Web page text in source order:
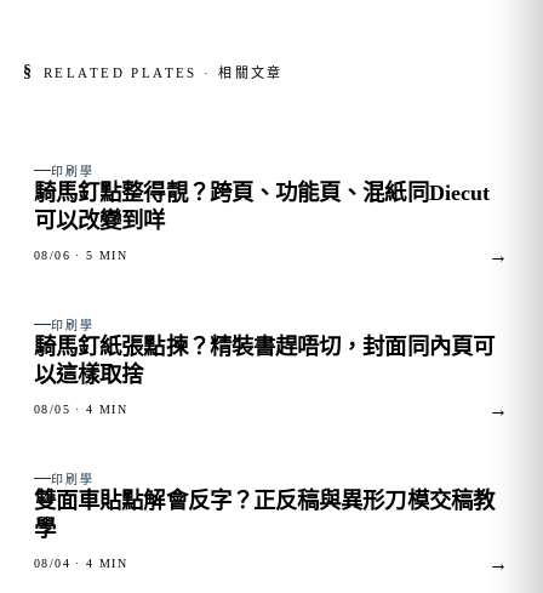
§ RELATED PLATES · 相關文章
FIG. 01
印刷學
騎馬釘點整得靚？跨頁、功能頁、混紙同Diecut
可以改變到咩
08/06 · 5 MIN →
FIG. 02
印刷學
騎馬釘紙張點揀？精裝書趕唔切，封面同內頁可
以這樣取捨
08/05 · 4 MIN →
FIG. 03
印刷學
雙面車貼點解會反字？正反稿與異形刀模交稿教
學
08/04 · 4 MIN →